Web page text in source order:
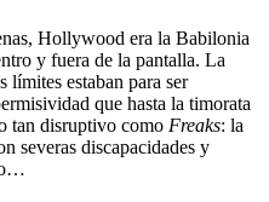
Hollywood era la Babilonia
y fuera de la pantalla. La
límites estaban para ser
que hasta la timorata
tan disruptivo como Freaks: la
severas discapacidades y